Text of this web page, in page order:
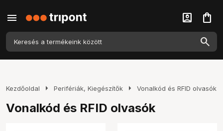
menu account_box shopping_bag
Kezdőoldal arrow_right Perifériák, Kiegészítők arrow_right Vonalkód és RFID olvasók
Vonalkód és RFID olvasók